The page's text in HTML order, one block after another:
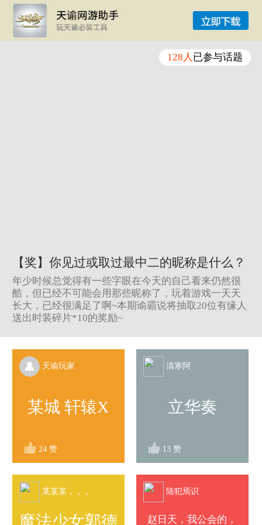
128人 已参与话题
【奖】你见过或取过最中二的昵称是什么？
年少时候总觉得有一些字眼在今天的自己看来仍然很
酷，但已经不可能会用那些昵称了，玩着游戏一天天
长大，已经很满足了啊~本期谕霸说将抽取20位有缘人
送出时装碎片*10的奖励~
天谕玩家
某城 轩辕X
24 赞
清寒阿
立华奏
13 赞
某某某，，，
魔法少女郭德
陆犯焉识
赵日天，我公会的，